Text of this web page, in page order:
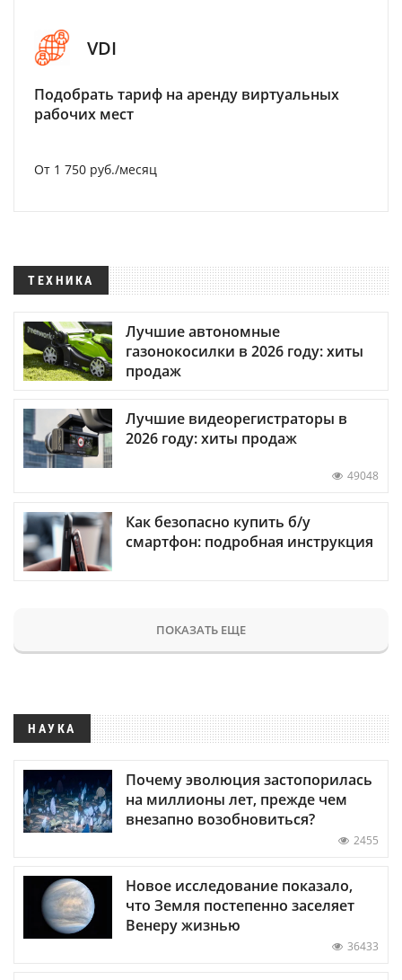
VDI
Подобрать тариф на аренду виртуальных
рабочих мест
От 1 750 руб./месяц
ТЕХНИКА
Лучшие автономные
газонокосилки в 2026 году: хиты
продаж
Лучшие видеорегистраторы в
2026 году: хиты продаж
49048
Как безопасно купить б/у
смартфон: подробная инструкция
ПОКАЗАТЬ ЕЩЕ
НАУКА
Почему эволюция застопорилась
на миллионы лет, прежде чем
внезапно возобновиться?
2455
Новое исследование показало,
что Земля постепенно заселяет
Венеру жизнью
36433